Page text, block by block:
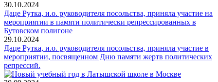
30.10.2024
Даце Рутка, и.о. руководителя посольства, приняла участие на
мероприятии в памяти политически репрессированных в
Бутовском полигоне
29.10.2024
Даце Рутка, и.о. руководителя посольства, приняла участие в
мероприятии, посвященном Дню памяти жертв политических
репрессий.